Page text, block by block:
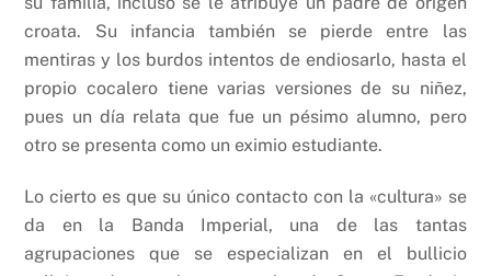
croata. Su infancia también se pierde entre las
mentiras y los burdos intentos de endiosarlo, hasta el
propio cocalero tiene varias versiones de su niñez,
pues un día relata que fue un pésimo alumno, pero
otro se presenta como un eximio estudiante.
Lo cierto es que su único contacto con la «cultura» se
da en la Banda Imperial, una de las tantas
agrupaciones que se especializan en el bullicio